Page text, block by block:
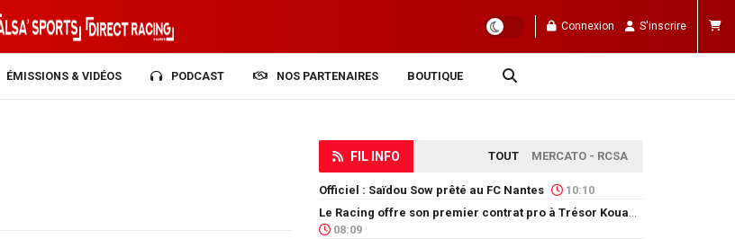
Connexion S'inscrire
ÉMISSIONS & VIDÉOS PODCAST NOS PARTENAIRES BOUTIQUE
FIL INFO TOUT MERCATO - RCSA
Officiel : Saïdou Sow prêté au FC Nantes 10:10
08:09